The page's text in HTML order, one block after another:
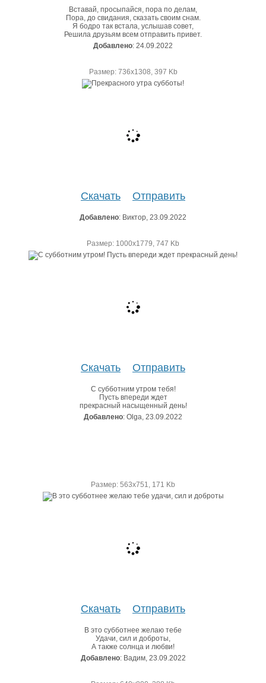
Вставай, просыпайся, пора по делам,
Пора, до свидания, сказать своим снам.
Я бодро так встала, услышав совет,
Решила друзьям всем отправить привет.
Добавлено: 24.09.2022
Размер: 736х1308, 397 Kb
Скачать Отправить
Добавлено: Виктор, 23.09.2022
Размер: 1000х1779, 747 Kb
Скачать Отправить
С субботним утром тебя!
Пусть впереди ждет
прекрасный насыщенный день!
Добавлено: Olga, 23.09.2022
Размер: 563х751, 171 Kb
Скачать Отправить
В это субботнее желаю тебе
Удачи, сил и доброты,
А также солнца и любви!
Добавлено: Вадим, 23.09.2022